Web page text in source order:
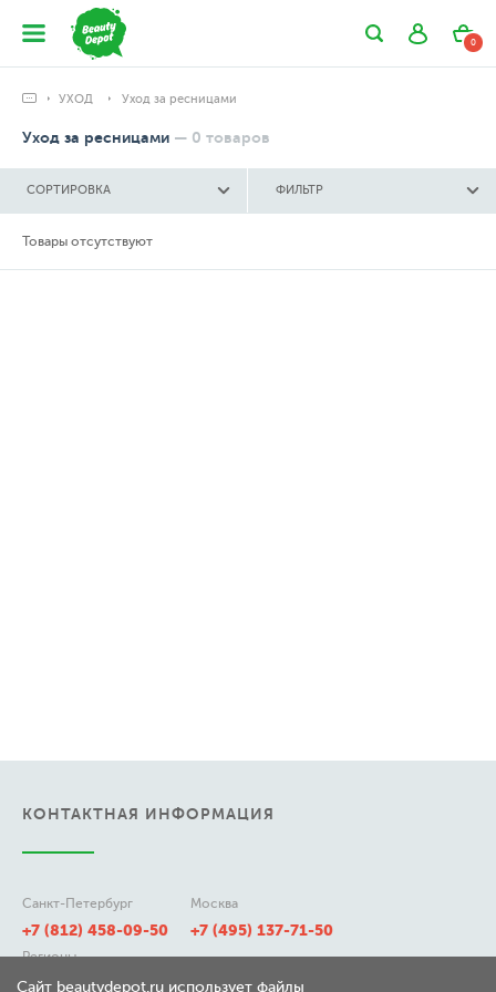
0
УХОД Уход за ресницами
Уход за ресницами — 0 товаров
СОРТИРОВКА ФИЛЬТР
Товары отсутствуют
КОНТАКТНАЯ ИНФОРМАЦИЯ
Санкт-Петербург
+7 (812) 458-09-50
Москва
+7 (495) 137-71-50
Регионы
8 (800) 511-21-50
Сайт beautydepot.ru использует файлы